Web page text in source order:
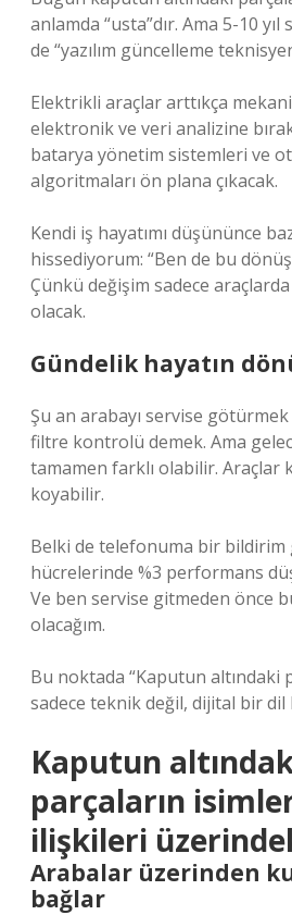
anlamda “usta”dır. Ama 5-10
de “yazılım güncelleme
Elektrikli araçlar arttıkça
elektronik ve veri analizine
batarya yönetim sistemleri ve
algoritmaları ön plana çıkacak.
Kendi iş hayatımı düşününce
hissediyorum: “Ben de bu
Çünkü değişim sadece
olacak.
Gündelik hayatın
Şu an arabayı servise
filtre kontrolü demek. Ama
tamamen farklı olabilir. Araçlar
koyabilir.
Belki de telefonuma bir bildirim
hücrelerinde %3 performans
Ve ben servise gitmeden önce
olacağım.
Bu noktada “Kaputun altındaki
sadece teknik değil, dijital bir dil
Kaputun
parçaların
ilişkileri
Arabalar üzerinden
bağlar